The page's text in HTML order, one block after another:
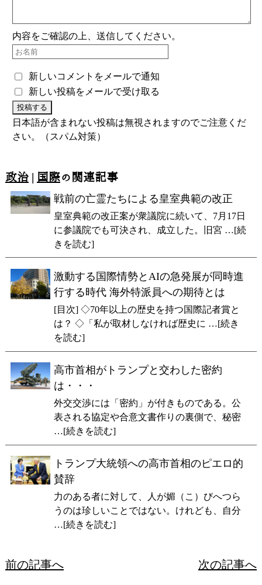
内容をご確認の上、送信してください。
新しいコメントをメールで通知
新しい投稿をメールで受け取る
日本語が含まれない投稿は無視されますのでご注意くだ
さい。（スパム対策）
政治| 国際の関連記事
戦前の亡霊たちによる皇室典範の改正
皇室典範の改正案が衆議院に続いて、7月17日
に参議院でも可決され、成立した。旧宮 …[続
きを読む]
激動する国際情勢とAIの急発展が同時進
行する時代 海外特派員への期待とは
[目次] ◇70年以上の歴史を持つ国際記者賞と
は？ ◇「私が取材しなければ歴史に …[続き
を読む]
高市首相がトランプと交わした密約
は・・・
外交交渉には「密約」が付きものである。公
表される協定や合意文書作りの裏側で、秘密
…[続きを読む]
トランプ大統領への高市首相のピエロ的
賛辞
力のある者に対して、人が媚（こ）びへつら
うのは珍しいことではない。けれども、自分
…[続きを読む]
前の記事へ 次の記事へ